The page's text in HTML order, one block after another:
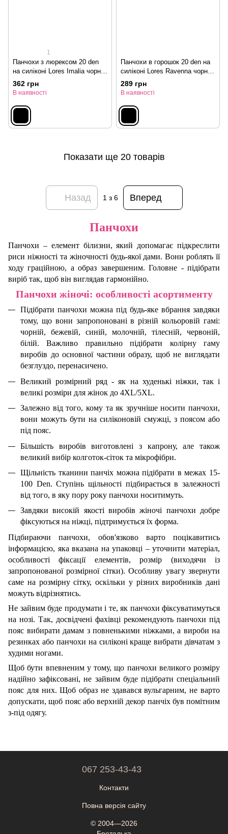
1
Панчохи з люрексом 20 den
на силіконі Lores Imalia чорні
1/2
362 грн
В наявності
Панчохи в горошок 20 den на
силіконі Lores Ravenna чорні
1/2
289 грн
В наявності
Показати ще 20 товарів
Назад 1з 6 Вперед
Панчохи
Панчохи – елемент білизни, який допомагає підкреслити
риси ніжності та жіночності будь-якої дами. Вони роблять її
ходу граційною, а образ завершеним. Головне - підібрати
виріб так, щоб він виглядав гармонійно.
Панчохи жіночі: особливості асортименту
Підібрати панчохи можна під будь-яке вбрання завдяки
тому, що вони запропоновані в різній кольоровій гамі:
чорній, бежевій, синій, молочній, тілесній, червоній,
білій. Важливо правильно підібрати колірну гаму
виробів до основної частини образу, щоб не виглядати
безглуздо, перенасичено.
Великий розмірний ряд - як на худенькі ніжки, так і
великі розміри для жінок до 4XL/5XL.
Залежно від того, кому та як зручніше носити панчохи,
вони можуть бути на силіконовій смужці, з поясом або
під пояс.
Більшість виробів виготовлені з капрону, але також
великий вибір колготок-сіток та мікрофібри.
Щільність тканини панчіх можна підібрати в межах 15-
100 Den. Ступінь щільності підбирається в залежності
від того, в яку пору року панчохи носитимуть.
Завдяки високій якості виробів жіночі панчохи добре
фіксуються на ніжці, підтримується їх форма.
Підбираючи панчохи, обов'язково варто поцікавитись
інформацією, яка вказана на упаковці – уточнити матеріал,
особливості фіксації елементів, розмір (виходячи із
запропонованої розмірної сітки). Особливу увагу звернути
саме на розмірну сітку, оскільки у різних виробників дані
можуть відрізнятись.
Не зайвим буде продумати і те, як панчохи фіксуватимуться
на нозі. Так, досвідчені фахівці рекомендують панчохи під
пояс вибирати дамам з повненькими ніжками, а вироби на
резинках або панчохи на силіконі краще вибрати дівчатам з
худими ногами.
Щоб бути впевненим у тому, що панчохи великого розміру
надійно зафіксовані, не зайвим буде підібрати спеціальний
пояс для них. Щоб образ не здавався вульгарним, не варто
допускати, щоб пояс або верхній декор панчіх був помітним
з-під одягу.
067 253-43-43
Контакти
Повна версія сайту
© 2004—2026